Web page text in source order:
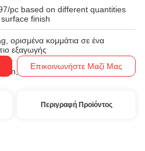
pc based on different quantities
finish
ορισμένα κομμάτια σε ένα
εξαγωγής
T/T
Επικοινωνήστε Μαζί Μας
Περιγραφή Προϊόντος